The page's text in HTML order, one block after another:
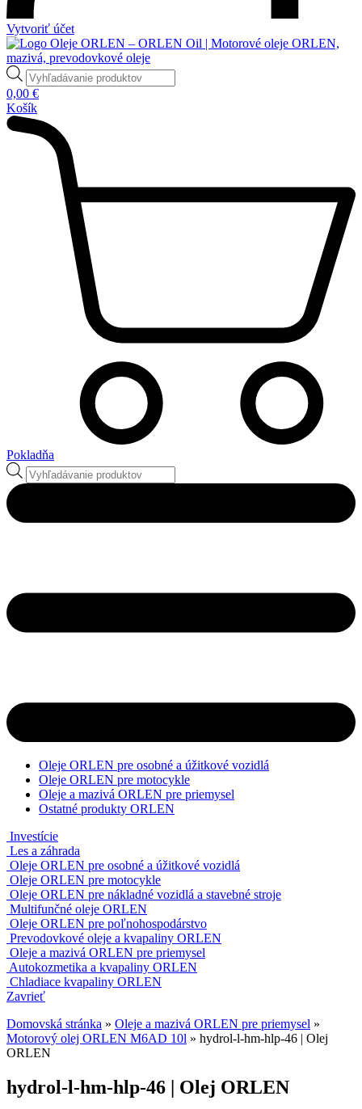
Vytvoriť účet
Products
search
0,00 €
Košík
Pokladňa
Products
search
Oleje ORLEN pre osobné a úžitkové vozidlá
Oleje ORLEN pre motocykle
Oleje a mazivá ORLEN pre priemysel
Ostatné produkty ORLEN
Investície
Les a záhrada
Oleje ORLEN pre osobné a úžitkové vozidlá
Oleje ORLEN pre motocykle
Oleje ORLEN pre nákladné vozidlá a stavebné stroje
Multifunčné oleje ORLEN
Oleje ORLEN pre poľnohospodárstvo
Prevodovkové oleje a kvapaliny ORLEN
Oleje a mazivá ORLEN pre priemysel
Autokozmetika a kvapaliny ORLEN
Chladiace kvapaliny ORLEN
Zavrieť
Domovská stránka » Oleje a mazivá ORLEN pre priemysel »
Motorový olej ORLEN M6AD 10l » hydrol-l-hm-hlp-46 | Olej
ORLEN
hydrol-l-hm-hlp-46 | Olej ORLEN